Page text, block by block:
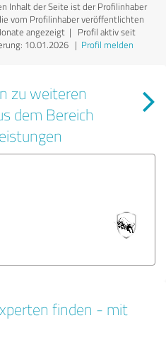
Inhalt der Seite ist der Profilinhaber
vom Profilinhaber veröffentlichten
angezeigt | Profil aktiv seit
10.01.2026| Profil melden
zu weiteren
dem Bereich
finden - mit